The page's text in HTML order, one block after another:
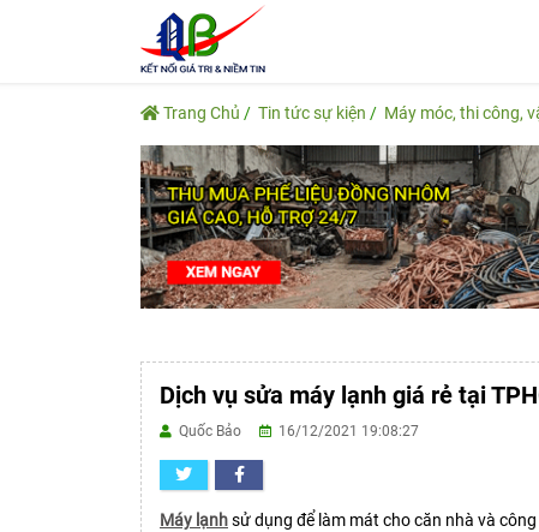
Trang Chủ Tin tức sự kiện Máy móc, thi công,
Dịch vụ sửa máy lạnh giá rẻ tại
Quốc Bảo 16/12/2021 19:08:27
Máy lạnhsử dụng để làm mát cho căn nhà và